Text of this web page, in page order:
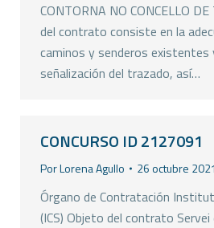
CONTORNA NO CONCELLO
del contrato consiste en la
caminos y senderos existentes
señalización del trazado, así…
CONCURSO ID 2127091
PorLorena Agullo 26 octubre 2021
Órgano de Contratación
(ICS) Objeto del contrato